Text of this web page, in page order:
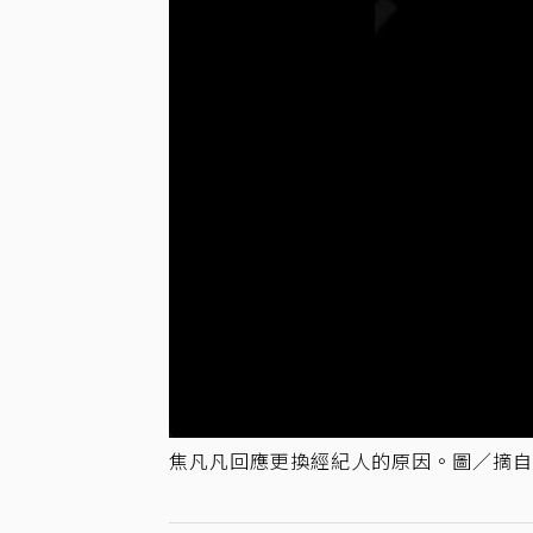
焦凡凡回應更換經紀人的原因。圖／摘